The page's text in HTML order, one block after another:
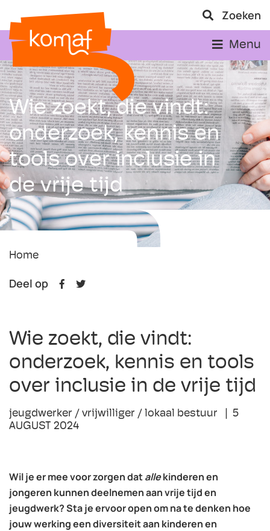
Zoeken
Menu
Wie zoekt, die vindt:
onderzoek, kennis en
tools over inclusie in
de vrije tijd
Home
Deel op
Wie zoekt, die vindt:
onderzoek, kennis en tools
over inclusie in de vrije tijd
jeugdwerker / vrijwilliger / lokaal bestuur | 5
AUGUST 2024
Wil je er mee voor zorgen datallekinderen en
jongeren kunnen deelnemen aan vrije tijd en
jeugdwerk? Sta je ervoor open om na te denken hoe
jouw werking een diversiteit aan kinderen en